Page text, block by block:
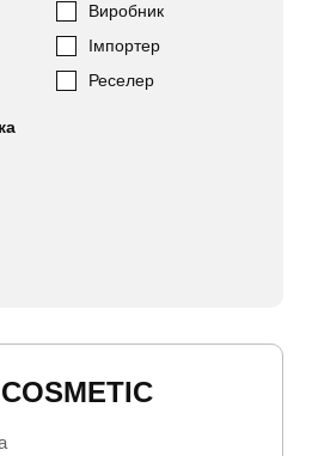
Виробник
Імпортер
Реселер